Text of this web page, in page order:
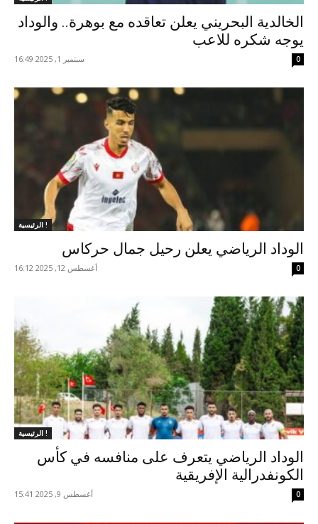
الخالدية البحريني يعلن تعاقده مع بوهرة.. والوداد
يوجه شكره للاعب
سبتمبر 1, 2025 16:49 0
الرئيسية !
الوداد الرياضي يعلن رحيل جمال حركاس
أغسطس 12, 2025 16:12 0
الرئيسية !
الوداد الرياضي يتعرف على منافسه في كأس
الكونفدرالية الإفريقية
أغسطس 9, 2025 15:41 0